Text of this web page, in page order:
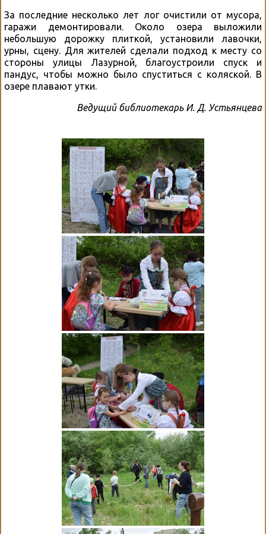
За последние несколько лет лог очистили от мусора,
гаражи демонтировали. Около озера выложили
небольшую дорожку плиткой, установили лавочки,
урны, сцену. Для жителей сделали подход к месту со
стороны улицы Лазурной, благоустроили спуск и
пандус, чтобы можно было спуститься с коляской. В
озере плавают утки.
Ведущий библиотекарь И. Д. Устьянцева